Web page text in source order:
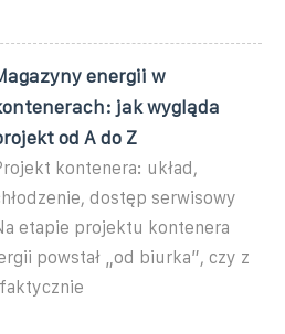
energii w
jak wygląda
od A do Z
kontenera: układ,
dostęp serwisowy
etapie projektu kontenera
powstał „od biurka”, czy z